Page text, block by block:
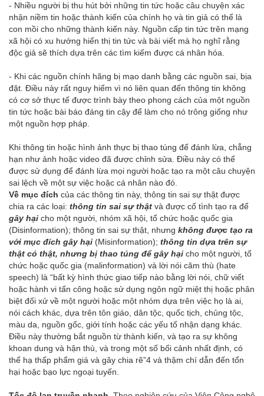
- Nhiều người bị thu hút bởi những tin tức hoặc câu chuyện xác
nhận niềm tin hoặc thành kiến của chính họ và tin giả có thể là
con mồi cho những thành kiến này. Nguồn cấp tin tức trên mạng
xã hội có xu hướng hiển thị tin tức và bài viết mà họ nghĩ rằng
độc giả sẽ thích dựa trên các tìm kiếm được cá nhân hóa.
- Khi các nguồn chính hãng bị mạo danh bằng các nguồn sai, bịa
đặt. Điều này rất nguy hiểm vì nó liên quan đến thông tin không
có cơ sở thực tế được trình bày theo phong cách của một nguồn
tin tức hoặc bài báo đáng tin cậy để làm cho nó trông giống như
một nguồn hợp pháp.
Khi thông tin hoặc hình ảnh thực bị thao túng để đánh lừa, chẳng
hạn như ảnh hoặc video đã được chỉnh sửa. Điều này có thể
được sử dụng để đánh lừa mọi người hoặc tạo ra một câu chuyện
sai lệch về một sự việc hoặc cá nhân nào đó.
Về mục đích của các thông tin này, thông tin sai sự thật được
chia ra các loại: thông tin sai sự thật và được cố tình tạo ra để
gây hại cho một người, nhóm xã hội, tổ chức hoặc quốc gia
(Disinformation); thông tin sai sự thật, nhưng không được tạo ra
với mục đích gây hại (Misinformation); thông tin dựa trên sự
thật có thật, nhưng bị thao túng để gây hại cho một người, tổ
chức hoặc quốc gia (malinformation) và lời nói căm thù (hate
speech) là “bất kỳ hình thức giao tiếp nào bằng lời nói, chữ viết
hoặc hành vi tấn công hoặc sử dụng ngôn ngữ miệt thị hoặc phân
biệt đối xử về một người hoặc một nhóm dựa trên việc họ là ai,
nói cách khác, dựa trên tôn giáo, dân tộc, quốc tịch, chủng tộc,
màu da, nguồn gốc, giới tính hoặc các yếu tố nhận dạng khác.
Điều này thường bắt nguồn từ thành kiến, và tạo ra sự không
khoan dung và hận thù, và trong một số bối cảnh nhất định, có
thể hạ thấp phẩm giá và gây chia rẽ”4 và thậm chí dẫn đến tổn
hại hoặc bạo lực ngoại tuyến.